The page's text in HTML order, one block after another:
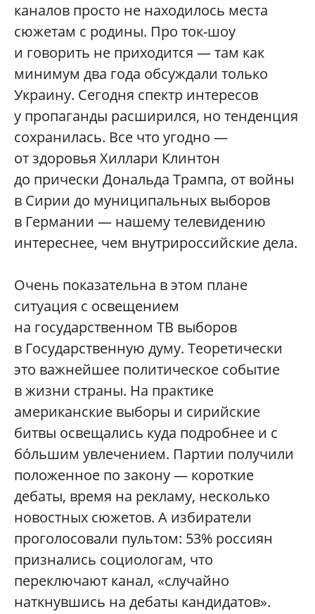
каналов просто не находилось места
сюжетам с родины. Про ток-шоу
и говорить не приходится — там как
минимум два года обсуждали только
Украину. Сегодня спектр интересов
у пропаганды расширился, но тенденция
сохранилась. Все что угодно —
от здоровья Хиллари Клинтон
до прически Дональда Трампа, от войны
в Сирии до муниципальных выборов
в Германии — нашему телевидению
интереснее, чем внутрироссийские дела.
Очень показательна в этом плане
ситуация с освещением
на государственном ТВ выборов
в Государственную думу. Теоретически
это важнейшее политическое событие
в жизни страны. На практике
американские выборы и сирийские
битвы освещались куда подробнее и с
бóльшим увлечением. Партии получили
положенное по закону — короткие
дебаты, время на рекламу, несколько
новостных сюжетов. А избиратели
проголосовали пультом: 53% россиян
признались социологам, что
переключают канал, «случайно
наткнувшись на дебаты кандидатов».